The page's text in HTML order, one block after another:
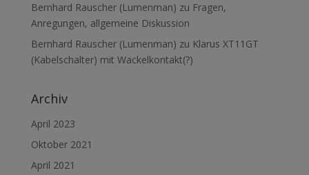
Bernhard Rauscher (Lumenman) zu Fragen,
Anregungen, allgemeine Diskussion
Bernhard Rauscher (Lumenman) zu Klarus XT11GT
(Kabelschalter) mit Wackelkontakt(?)
Archiv
April 2023
Oktober 2021
April 2021